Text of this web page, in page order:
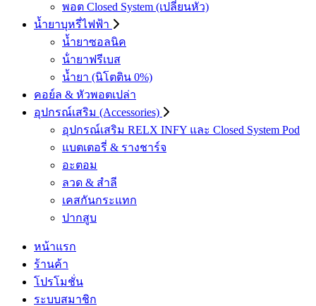
พอต Closed System (เปลี่ยนหัว)
น้ำยาบุหรี่ไฟฟ้า
น้ำยาซอลนิค
น้ํายาฟรีเบส
น้ำยา (นิโตติน 0%)
คอย์ล & หัวพอตเปล่า
อุปกรณ์เสริม (Accessories)
อุปกรณ์เสริม RELX INFY และ Closed System Pod
แบตเตอรี่ & รางชาร์จ
อะตอม
ลวด ​& สำลี
เคสกันกระแทก
ปากสูบ
หน้าแรก
ร้านค้า
โปรโมชั่น
ระบบสมาชิก